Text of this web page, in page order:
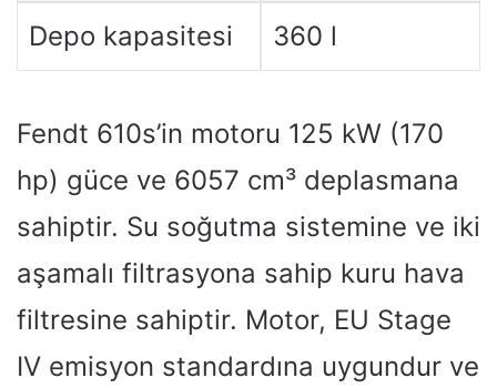
Depo kapasitesi 360 l
Fendt 610s’in motoru 125 kW (170
hp) güce ve 6057 cm³ deplasmana
sahiptir. Su soğutma sistemine ve iki
aşamalı filtrasyona sahip kuru hava
filtresine sahiptir. Motor, EU Stage
IV emisyon standardına uygundur ve